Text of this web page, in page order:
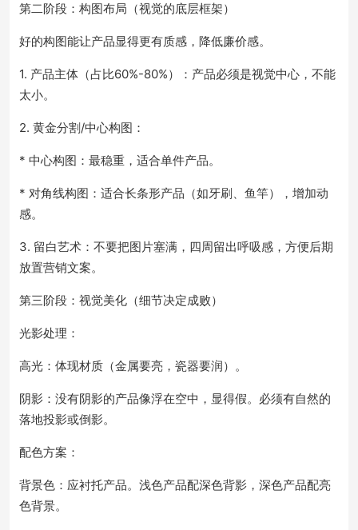
第二阶段：构图布局（视觉的底层框架）
好的构图能让产品显得更有质感，降低廉价感。
1. 产品主体（占比60%-80%）：产品必须是视觉中心，不能
太小。
2. 黄金分割/中心构图：
* 中心构图：最稳重，适合单件产品。
* 对角线构图：适合长条形产品（如牙刷、鱼竿），增加动
感。
3. 留白艺术：不要把图片塞满，四周留出呼吸感，方便后期
放置营销文案。
第三阶段：视觉美化（细节决定成败）
光影处理：
高光：体现材质（金属要亮，瓷器要润）。
阴影：没有阴影的产品像浮在空中，显得假。必须有自然的
落地投影或倒影。
配色方案：
背景色：应衬托产品。浅色产品配深色背影，深色产品配亮
色背景。